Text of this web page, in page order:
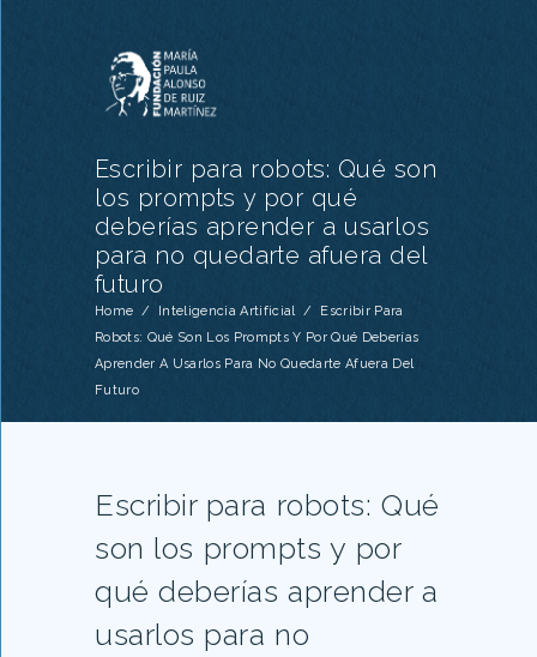
Escribir para robots: Qué son
los prompts y por qué
deberías aprender a usarlos
para no quedarte afuera del
futuro
Home / Inteligencia Artificial /
Escribir Para
Robots: Qué Son Los Prompts Y Por Qué Deberías
Aprender A Usarlos Para No Quedarte Afuera Del
Futuro
Escribir para robots: Qué
son los prompts y por
qué deberías aprender a
usarlos para no